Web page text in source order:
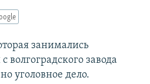
занимались
завода
уголовное дело.